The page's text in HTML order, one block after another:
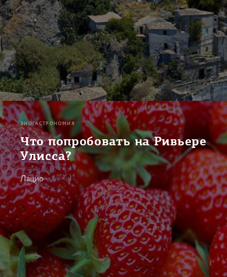
ЭНОГАСТРОНОМИЯ
Что попробовать на Ривьере
Улисса?
Лацио